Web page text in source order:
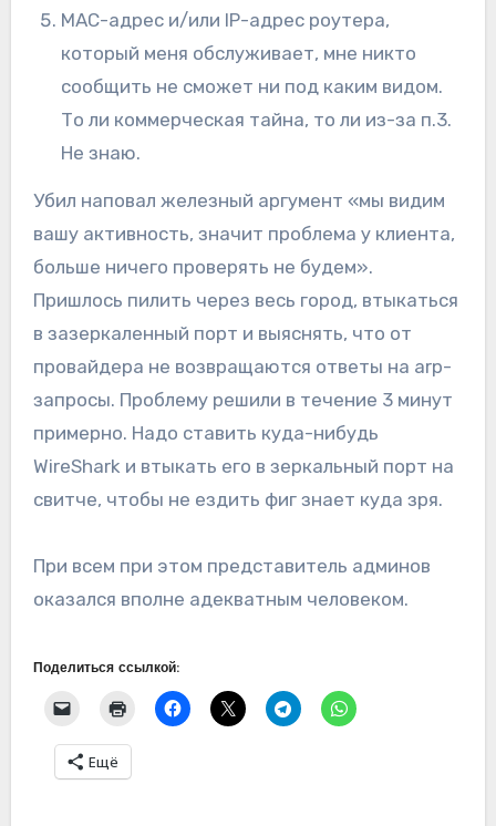
MAC-адрес и/или IP-адрес роутера,
который меня обслуживает, мне никто
сообщить не сможет ни под каким видом.
То ли коммерческая тайна, то ли из-за п.3.
Не знаю.
Убил наповал железный аргумент «мы видим
вашу активность, значит проблема у клиента,
больше ничего проверять не будем».
Пришлось пилить через весь город, втыкаться
в зазеркаленный порт и выяснять, что от
провайдера не возвращаются ответы на arp-
запросы. Проблему решили в течение 3 минут
примерно. Надо ставить куда-нибудь
WireShark и втыкать его в зеркальный порт на
свитче, чтобы не ездить фиг знает куда зря.
При всем при этом представитель админов
оказался вполне адекватным человеком.
Поделиться ссылкой:
Ещё